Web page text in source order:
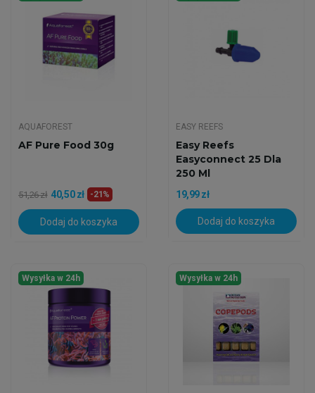
AQUAFOREST
AF Pure Food 30g
51,26 zł 40,50 zł -21%
Dodaj do koszyka
EASY REEFS
Easy Reefs
Easyconnect 25 Dla
250 Ml
19,99 zł
Dodaj do koszyka
Wysyłka w 24h Wysyłka w 24h